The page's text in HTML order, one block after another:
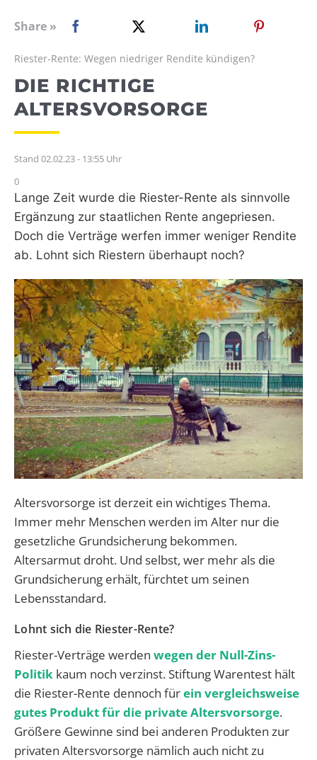
WEBRADIO
Share »
Riester-Rente: Wegen niedriger Rendite kündigen?
DIE RICHTIGE
ALTERSVORSORGE
Stand 02.02.23 - 13:55 Uhr
0
Lange Zeit wurde die Riester-Rente als sinnvolle
Ergänzung zur staatlichen Rente angepriesen.
Doch die Verträge werfen immer weniger Rendite
ab. Lohnt sich Riestern überhaupt noch?
Altersvorsorge ist derzeit ein wichtiges Thema.
Immer mehr Menschen werden im Alter nur die
gesetzliche Grundsicherung bekommen.
Altersarmut droht. Und selbst, wer mehr als die
Grundsicherung erhält, fürchtet um seinen
Lebensstandard.
Lohnt sich die Riester-Rente?
Riester-Verträge werden wegen der Null-Zins-
Politik kaum noch verzinst. Stiftung Warentest hält
die Riester-Rente dennoch fürein vergleichsweise
gutes Produkt für die private Altersvorsorge.
Größere Gewinne sind bei anderen Produkten zur
privaten Altersvorsorge nämlich auch nicht zu